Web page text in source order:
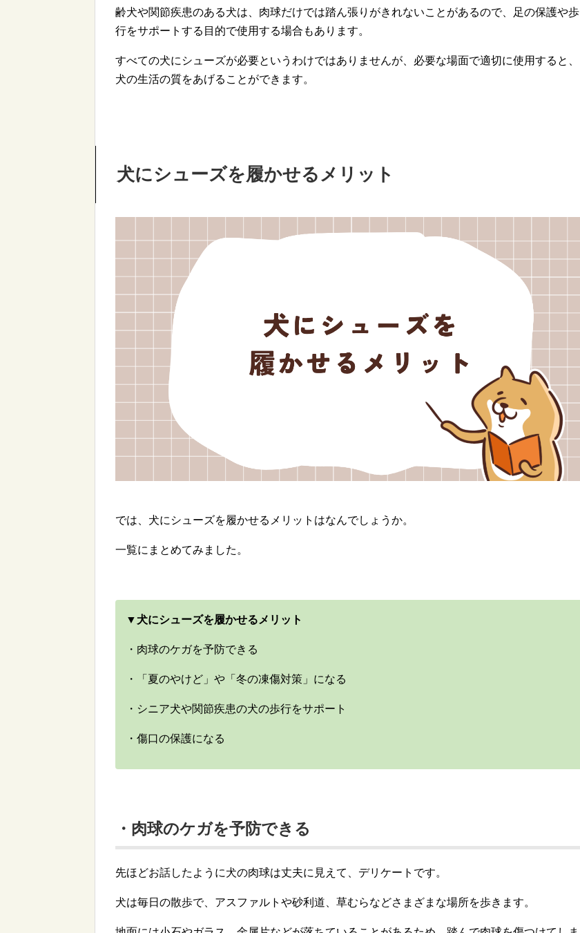
齢犬や関節疾患のある犬は、肉球だけでは踏ん張りがきれないことがあるので、足の保護や歩
行をサポートする目的で使用する場合もあります。
すべての犬にシューズが必要というわけではありませんが、必要な場面で適切に使用すると、
犬の生活の質をあげることができます。
犬にシューズを履かせるメリット
では、犬にシューズを履かせるメリットはなんでしょうか。
一覧にまとめてみました。
▼犬にシューズを履かせるメリット
・肉球のケガを予防できる
・「夏のやけど」や「冬の凍傷対策」になる
・シニア犬や関節疾患の犬の歩行をサポート
・傷口の保護になる
・肉球のケガを予防できる
先ほどお話したように犬の肉球は丈夫に見えて、デリケートです。
犬は毎日の散歩で、アスファルトや砂利道、草むらなどさまざまな場所を歩きます。